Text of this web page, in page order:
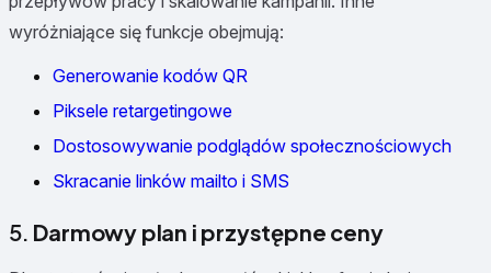
wyróżniające się funkcje obejmują:
Generowanie kodów QR
Piksele retargetingowe
Dostosowywanie podglądów społecznościowych
Skracanie linków mailto i SMS
5. Darmowy plan i przystępne ceny